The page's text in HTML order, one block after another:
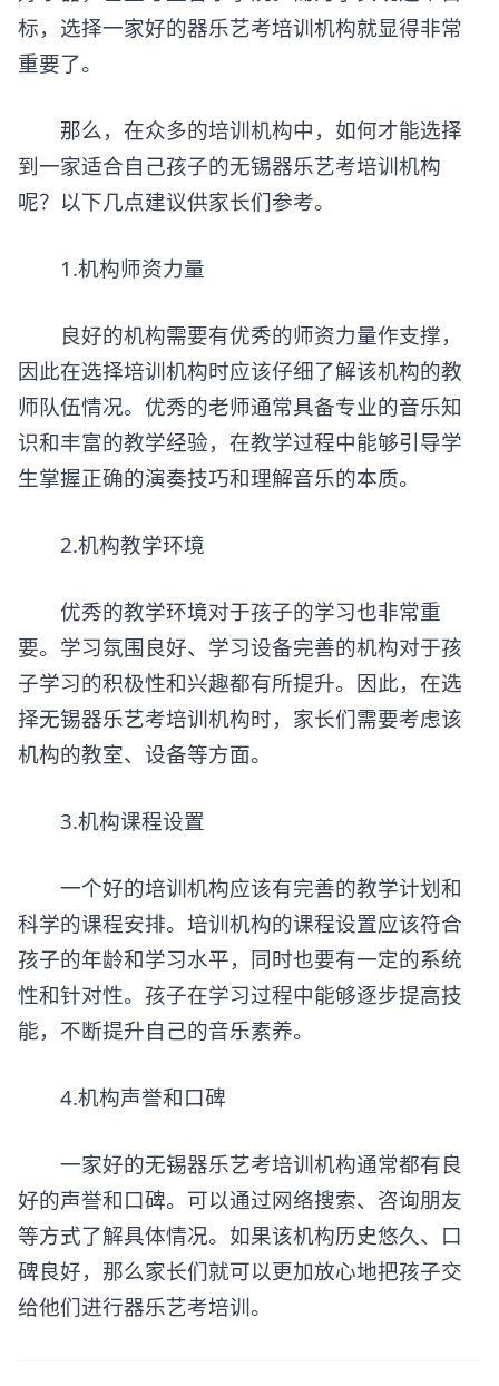
标，选择一家好的器乐艺考培训机构就显得非常
重要了。
那么，在众多的培训机构中，如何才能选择
到一家适合自己孩子的无锡器乐艺考培训机构
呢？以下几点建议供家长们参考。
1.机构师资力量
良好的机构需要有优秀的师资力量作支撑，
因此在选择培训机构时应该仔细了解该机构的教
师队伍情况。优秀的老师通常具备专业的音乐知
识和丰富的教学经验，在教学过程中能够引导学
生掌握正确的演奏技巧和理解音乐的本质。
2.机构教学环境
优秀的教学环境对于孩子的学习也非常重
要。学习氛围良好、学习设备完善的机构对于孩
子学习的积极性和兴趣都有所提升。因此，在选
择无锡器乐艺考培训机构时，家长们需要考虑该
机构的教室、设备等方面。
3.机构课程设置
一个好的培训机构应该有完善的教学计划和
科学的课程安排。培训机构的课程设置应该符合
孩子的年龄和学习水平，同时也要有一定的系统
性和针对性。孩子在学习过程中能够逐步提高技
能，不断提升自己的音乐素养。
4.机构声誉和口碑
一家好的无锡器乐艺考培训机构通常都有良
好的声誉和口碑。可以通过网络搜索、咨询朋友
等方式了解具体情况。如果该机构历史悠久、口
碑良好，那么家长们就可以更加放心地把孩子交
给他们进行器乐艺考培训。